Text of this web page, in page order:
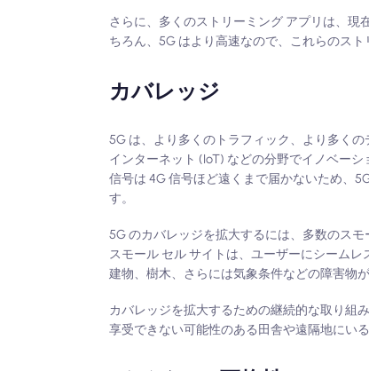
さらに、多くのストリーミング アプリは、
ちろん、5G はより高速なので、これらのス
カバレッジ
5G は、より多くのトラフィック、より多く
インターネット (IoT) などの分野でイノベー
信号は 4G 信号ほど遠くまで届かないため、
す。
5G のカバレッジを拡大するには、多数のス
スモール セル サイトは、ユーザーにシーム
建物、樹木、さらには気象条件などの障害物
カバレッジを拡大するための継続的な取り組
享受できない可能性のある田舎や遠隔地にい